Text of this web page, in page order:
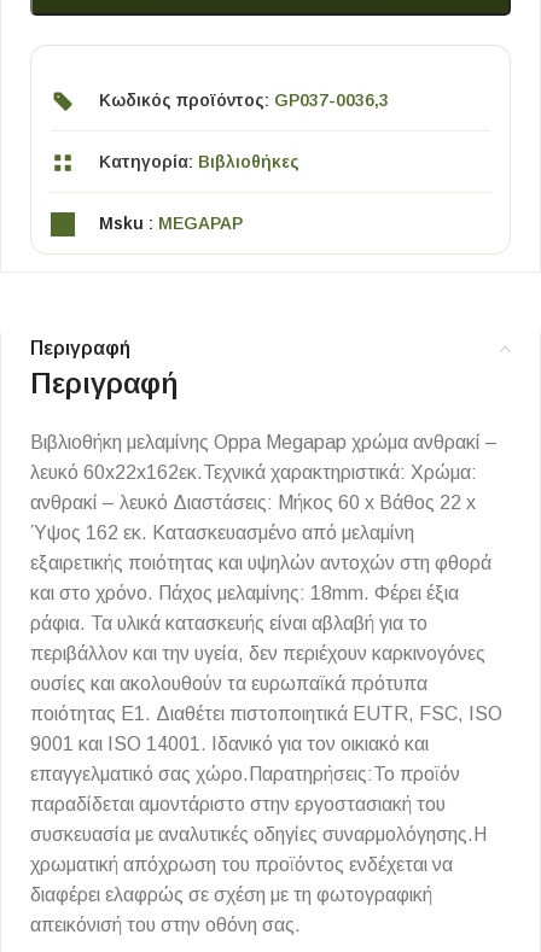
Κωδικός προϊόντος: GP037-0036,3
Κατηγορία: Βιβλιοθήκες
Msku : MEGAPAP
Περιγραφή
Περιγραφή
Βιβλιοθήκη μελαμίνης Oppa Megapap χρώμα ανθρακί –
λευκό 60x22x162εκ.Τεχνικά χαρακτηριστικά: Χρώμα:
ανθρακί – λευκό Διαστάσεις: Μήκος 60 x Βάθος 22 x
Ύψος 162 εκ. Κατασκευασμένο από μελαμίνη
εξαιρετικής ποιότητας και υψηλών αντοχών στη φθορά
και στο χρόνο. Πάχος μελαμίνης: 18mm. Φέρει έξια
ράφια. Τα υλικά κατασκευής είναι αβλαβή για το
περιβάλλον και την υγεία, δεν περιέχουν καρκινογόνες
ουσίες και ακολουθούν τα ευρωπαϊκά πρότυπα
ποιότητας Ε1. Διαθέτει πιστοποιητικά EUTR, FSC, ISO
9001 και ISO 14001. Ιδανικό για τον οικιακό και
επαγγελματικό σας χώρο.Παρατηρήσεις:Το προϊόν
παραδίδεται αμοντάριστο στην εργοστασιακή του
συσκευασία με αναλυτικές οδηγίες συναρμολόγησης.Η
χρωματική απόχρωση του προϊόντος ενδέχεται να
διαφέρει ελαφρώς σε σχέση με τη φωτογραφική
απεικόνισή του στην οθόνη σας.